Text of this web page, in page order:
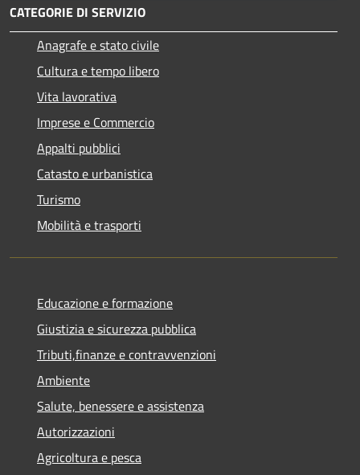
CATEGORIE DI SERVIZIO
Anagrafe e stato civile
Cultura e tempo libero
Vita lavorativa
Imprese e Commercio
Appalti pubblici
Catasto e urbanistica
Turismo
Mobilità e trasporti
Educazione e formazione
Giustizia e sicurezza pubblica
Tributi,finanze e contravvenzioni
Ambiente
Salute, benessere e assistenza
Autorizzazioni
Agricoltura e pesca